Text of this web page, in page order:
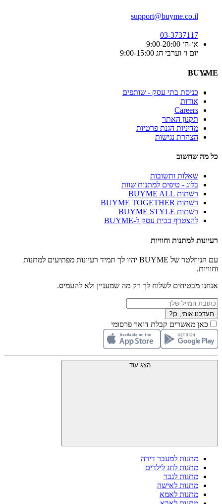
support@buyme.co.il
03-3737117
א׳-ה׳ 9:00-20:00
יום ו׳ וערבי חג 9:00-15:00
BUYME
כניסת בתי עסק - שותפים
אודות
Careers
תקנון האתר
מדיניות הגנת פרטיות
הצהרת נגישות
כל מה שחשוב
שאלות ותשובות
בלוג - טיפים למתנות שוות
רשתות BUYME ALL
רשתות BUYME TOGETHER
רשתות BUYME STYLE
להצטרף כבית עסק ל-BUYME
רעיונות למתנות וחוויות
עם הניוזלטר של BUYME יהיו לך תמיד רעיונות מפתיעים למתנות
וחוויות.
אנחנו מבטיחים לשלוח לך רק מה שמעניין ולא להעמיס.
תעדכנו אותי, כן?
כאן מאשרים קבלת דואר פרסומי
הצג עוד
מתנות למעבר דירה
מתנות לחג לילדים
מתנות לגבר
מתנות לאישה
מתנות לאמא